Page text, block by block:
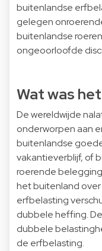
buitenlandse
gelegen
buitenlandse
ongeoorloofde
Wat was
De wereldwijde
onderworpen aan
buitenlandse
vakantieverblijf, of
roerende
het buitenland
erfbelasting
dubbele heffing.
dubbele
de erfbelasting.